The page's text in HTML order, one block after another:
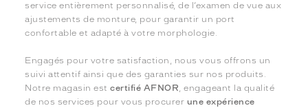
service entièrement personnalisé, de l’examen de vue aux
ajustements de monture, pour garantir un port
confortable et adapté à votre morphologie.
Engagés pour votre satisfaction, nous vous offrons un
suivi attentif ainsi que des garanties sur nos produits.
Notre magasin estcertifié AFNOR, engageant la qualité
de nos services pour vous procurer une expérience